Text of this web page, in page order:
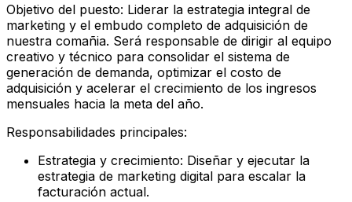
Objetivo del puesto: Liderar la estrategia integral de
marketing y el embudo completo de adquisición de
nuestra comañia. Será responsable de dirigir al equipo
creativo y técnico para consolidar el sistema de
generación de demanda, optimizar el costo de
adquisición y acelerar el crecimiento de los ingresos
mensuales hacia la meta del año.
Responsabilidades principales:
Estrategia y crecimiento: Diseñar y ejecutar la
estrategia de marketing digital para escalar la
facturación actual.